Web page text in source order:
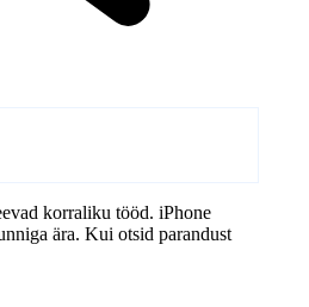
korraliku tööd. iPhone
ära. Kui otsid parandust